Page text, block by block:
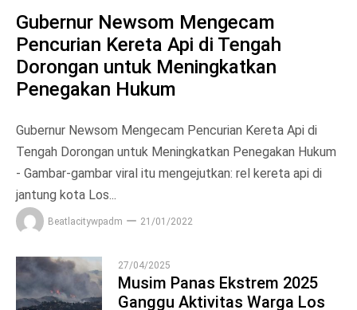
Gubernur Newsom Mengecam
Pencurian Kereta Api di Tengah
Dorongan untuk Meningkatkan
Penegakan Hukum
Gubernur Newsom Mengecam Pencurian Kereta Api di
Tengah Dorongan untuk Meningkatkan Penegakan Hukum
- Gambar-gambar viral itu mengejutkan: rel kereta api di
jantung kota Los...
Beatlacitywpadm 21/01/2022
27/04/2025
Musim Panas Ekstrem 2025
Ganggu Aktivitas Warga Los